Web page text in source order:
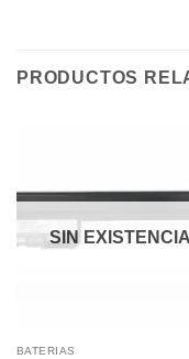
PRODUCTOS
SIN
BATERIAS